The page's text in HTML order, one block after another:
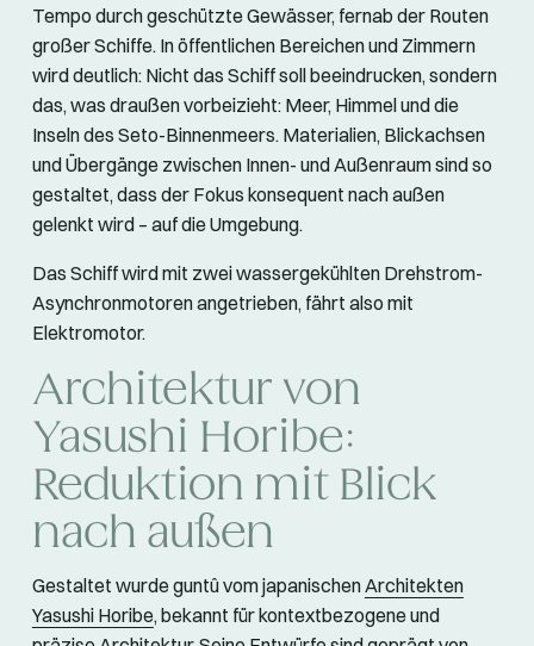
Tempo durch geschützte Gewässer, fernab der Routen
großer Schiffe. In öffentlichen Bereichen und Zimmern
wird deutlich: Nicht das Schiff soll beeindrucken, sondern
das, was draußen vorbeizieht: Meer, Himmel und die
Inseln des Seto-Binnenmeers. Materialien, Blickachsen
und Übergänge zwischen Innen- und Außenraum sind so
gestaltet, dass der Fokus konsequent nach außen
gelenkt wird – auf die Umgebung.
Das Schiff wird mit zwei wassergekühlten Drehstrom-
Asynchronmotoren angetrieben, fährt also mit
Elektromotor.
Architektur von
Yasushi Horibe:
Reduktion mit Blick
nach außen
Gestaltet wurde guntû vom japanischenArchitekten
Yasushi Horibe, bekannt für kontextbezogene und